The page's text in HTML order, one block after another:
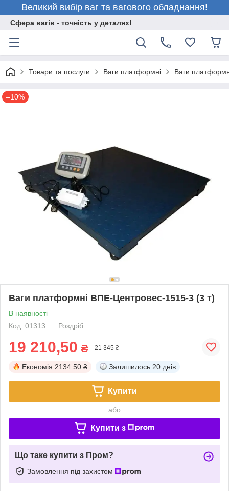
Великий вибір ваг та вагового обладнання!
Сфера вагів - точність у деталях!
Товари та послуги Ваги платформні Ваги
–10%
Ваги платформні ВПЕ-Центровес-1515-3 (3 т)
В наявності
Код: 01313
Роздріб
19 210,50 ₴ 21 345 ₴
Економія 2134.50 ₴ Залишилось 20 днів
Купити
або
Купити з
Що таке купити з Пром?
Замовлення під захистом